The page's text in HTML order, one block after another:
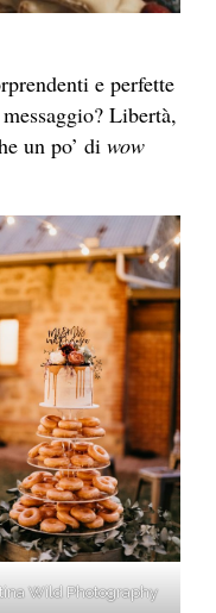
e perfette
Libertà,
un po’ di wow
Wild Photography